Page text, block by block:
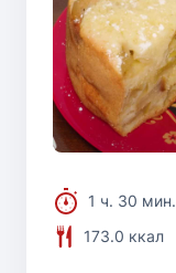
1 ч. 30 мин.
173.0 ккал